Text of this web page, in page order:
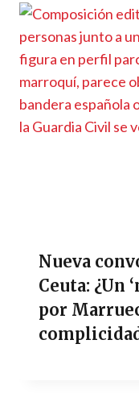
Nueva
Ceuta: ¿Un
por